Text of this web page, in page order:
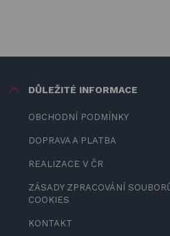
DŮLEŽITÉ INFORMACE
OBCHODNÍ PODMÍNKY
DOPRAVA A PLATBA
REALIZACE V ČR
ZÁSADY ZPRACOVÁNÍ
COOKIES
KONTAKT